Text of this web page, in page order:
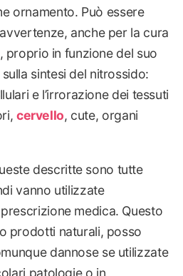
ornamento. Può essere
anche per la cura
, proprio in funzione del suo
sintesi del nitrossido:
e l’irrorazione dei tessuti
cervello, cute, organi
descritte sono tutte
vanno utilizzate
medica. Questo
prodotti naturali, posso
dannose se utilizzate
patologie o in